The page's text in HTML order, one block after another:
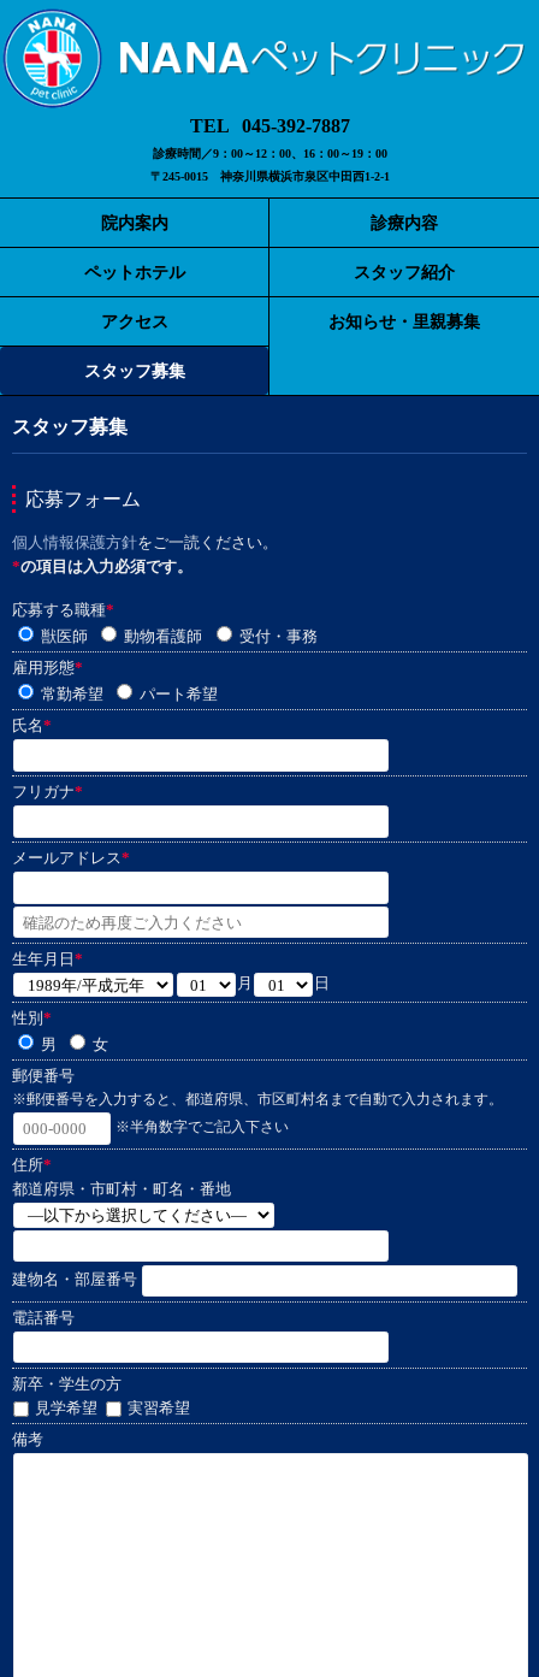
045-392-7887
診療時間／9：00～12：00、16：00～19：00
〒245-0015 神奈川県横浜市泉区中田西1-2-1
院内案内 診療内容
ペットホテル スタッフ紹介
アクセス お知らせ・里親募集
スタッフ募集
スタッフ募集
応募フォーム
個人情報保護方針をご一読ください。
*の項目は入力必須です。
応募する職種*
獣医師
動物看護師
受付・事務
雇用形態*
常勤希望
パート希望
氏名*
フリガナ*
メールアドレス*
生年月日 *
月
日
性別 *
男
女
郵便番号
※郵便番号を入力すると、都道府県、市区町村名まで自動で入力されます。
※半角数字でご記入下さい
住所*
都道府県・市町村・町名・番地
建物名・部屋番号
電話番号
新卒・学生の方
見学希望
実習希望
備考